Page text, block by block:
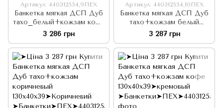
Артикул: 440312554,9ПЕХ
Банкетка мягкая ДСП Дуб
тахо_белый+кожзам кофе
130х40х39
3 286 грн
Артикул: 440312554,10ПЕХ
Банкетка мягкая ДСП Дуб
тахо+кожзам белый
130х40х39
3 287 грн